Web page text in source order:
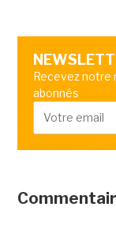
Recevez
abonnés